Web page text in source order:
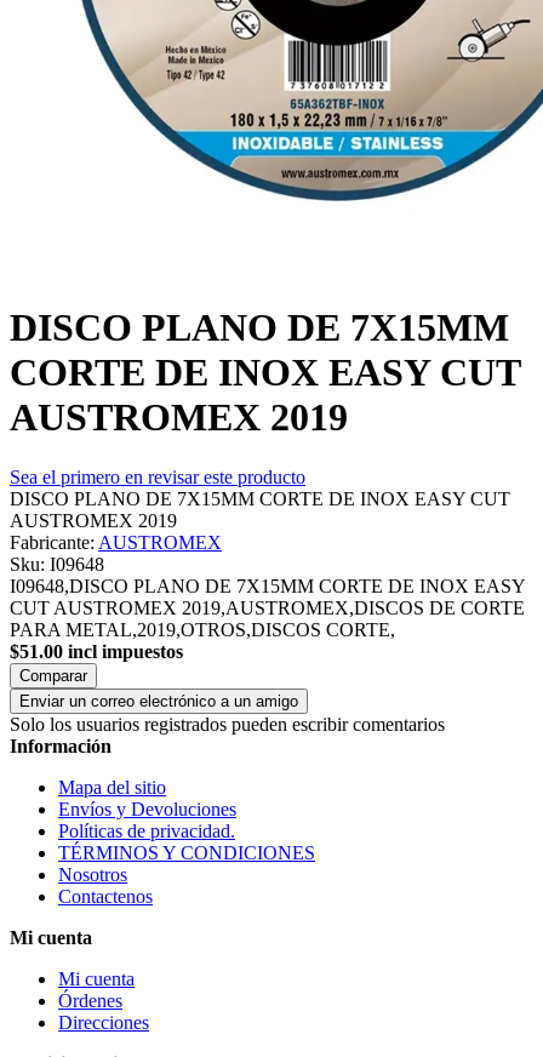
DISCO PLANO DE 7X15MM
CORTE DE INOX EASY CUT
AUSTROMEX 2019
Sea el primero en revisar este producto
DISCO PLANO DE 7X15MM CORTE DE INOX EASY CUT
AUSTROMEX 2019
Fabricante: AUSTROMEX
Sku: I09648
I09648,DISCO PLANO DE 7X15MM CORTE DE INOX EASY
CUT AUSTROMEX 2019,AUSTROMEX,DISCOS DE CORTE
PARA METAL,2019,OTROS,DISCOS CORTE,
$51.00 incl impuestos
Comparar
Enviar un correo electrónico a un amigo
Solo los usuarios registrados pueden escribir comentarios
Información
Mapa del sitio
Envíos y Devoluciones
Políticas de privacidad.
TÉRMINOS Y CONDICIONES
Nosotros
Contactenos
Mi cuenta
Mi cuenta
Órdenes
Direcciones